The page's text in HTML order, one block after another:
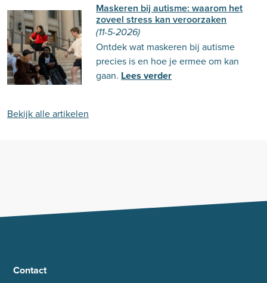
Maskeren bij autisme: waarom het
zoveel stress kan veroorzaken
(11-5-2026)
Ontdek wat maskeren bij autisme
precies is en hoe je ermee om kan
gaan. Lees verder
Bekijk alle artikelen
Contact